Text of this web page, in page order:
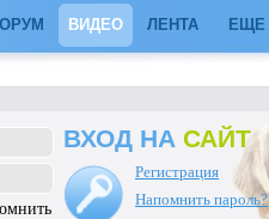
ВИДЕО ЛЕНТА ЕЩЕ
ВХОД НА САЙТ
Регистрация
Напомнить пароль?